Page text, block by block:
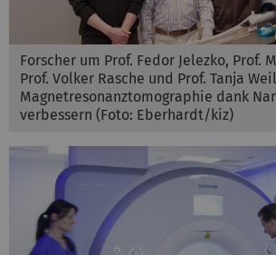
Forscher um Prof. Fedor Jelezko, Prof.
Prof. Volker Rasche und Prof. Tanja
Magnetresonanztomographie dank
verbessern (Foto: Eberhardt/kiz)